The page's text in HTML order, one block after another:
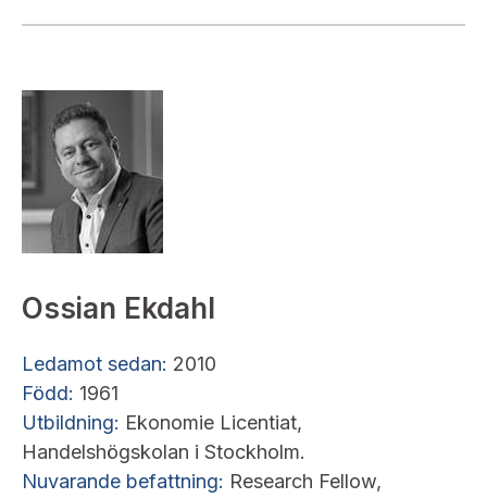
Ossian Ekdahl
Ledamot sedan: 2010
Född: 1961
Utbildning: Ekonomie Licentiat,
Handelshögskolan i Stockholm.
Nuvarande befattning: Research Fellow,